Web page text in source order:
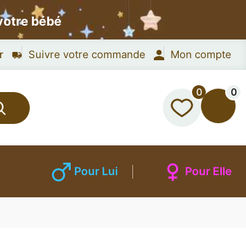
bébé
Suivre votre commande Mon compte
0 0
Pour Lui Pour Elle